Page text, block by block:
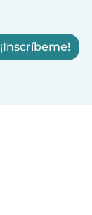
¡Inscríbeme!